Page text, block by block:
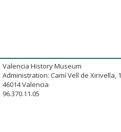
Valencia History Museum
Administration: Camí Vell de Xirivella, 1
46014 Valencia
96.370.11.05